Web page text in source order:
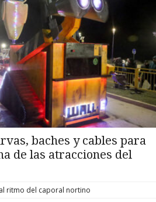
baches y cables para
de las atracciones del
ritmo del caporal nortino